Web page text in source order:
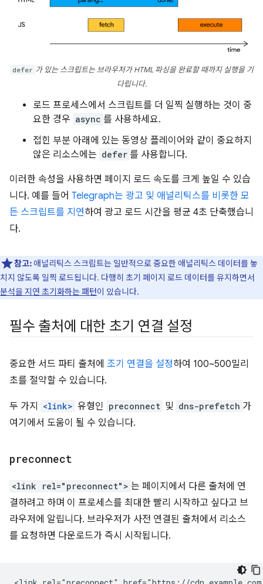
defer 가 있는 스크립트는 브라우저가 HTML 파싱을 완료할 때까지 실행을 기
다립니다.
로드 프로세스에서 스크립트를 더 일찍 실행하는 것이 중
요한 경우 async 를 사용하세요.
접힌 부분 아래에 있는 동영상 플레이어와 같이 중요하지
않은 리소스에는 defer 를 사용합니다.
이러한 속성을 사용하면 페이지 로드 속도를 크게 높일 수 있습
니다. 예를 들어 Telegraph는 광고 및 애널리틱스를 비롯한 모
든 스크립트를 지연하여 광고 로드 시간을 평균 4초 단축했습니
다.
참고: 애널리틱스 스크립트는 일반적으로 중요한 애널리틱스 데이터를 놓
치지 않도록 일찍 로드됩니다. 다행히 초기 페이지 로드 데이터를 유지하면서
분석을 지연 초기화하는 패턴이 있습니다.
필수 출처에 대한 초기 연결 설정
중요한 서드 파티 출처에 조기 연결을 설정하여 100~500밀리
초를 절약할 수 있습니다.
두 가지 <link> 유형인 preconnect 및 dns-prefetch 가
여기에서 도움이 될 수 있습니다.
preconnect
<link rel="preconnect"> 는 페이지에서 다른 출처에 연
결하려고 하며 이 프로세스를 최대한 빨리 시작하고 싶다고 브
라우저에 알립니다. 브라우저가 사전 연결된 출처에서 리소스
를 요청하면 다운로드가 즉시 시작됩니다.